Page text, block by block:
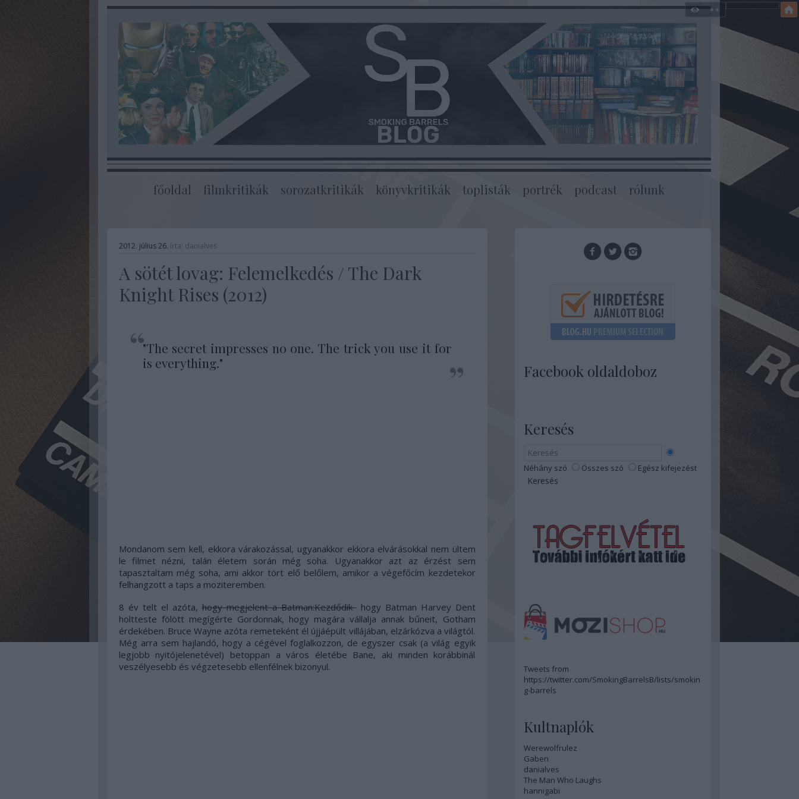
főoldal filmkritikák sorozatkritikák könyvkritikák toplisták portrék podcast rólunk
2012. július 26. írta: danialves
A sötét lovag: Felemelkedés / The Dark
Knight Rises (2012)
"The secret impresses no one. The trick you use it for
is everything."
Mondanom sem kell, ekkora várakozással, ugyanakkor ekkora elvárásokkal nem ültem
le filmet nézni, talán életem során még soha. Ugyanakkor azt az érzést sem
tapasztaltam még soha, ami akkor tört elő belőlem, amikor a végefőcím kezdetekor
felhangzott a taps a moziteremben.
8 év telt el azóta,hogy megjelent a Batman:Kezdődikhogy Batman Harvey Dent
holtteste fölött megígérte Gordonnak, hogy magára vállalja annak bűneit, Gotham
érdekében. Bruce Wayne azóta remeteként él újjáépült villájában, elzárkózva a világtól.
Még arra sem hajlandó, hogy a cégével foglalkozzon, de egyszer csak (a világ egyik
legjobb nyitójelenetével) betoppan a város életébe Bane, aki minden korábbinál
veszélyesebb és végzetesebb ellenfélnek bizonyul.
Facebook oldaldoboz
Keresés
Néhány szó Összes szó Egész kifejezést
Tweets from
https://twitter.com/SmokingBarrelsB/lists/smokin
g-barrels
Kultnaplók
Werewolfrulez
Gaben
danialves
The Man Who Laughs
hannigabi